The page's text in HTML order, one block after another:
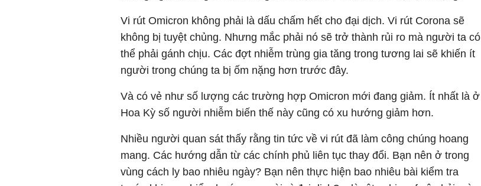
Vi rút Omicron không phải là dấu chấm hết cho đại dịch. Vi rút Corona sẽ
không bị tuyệt chủng. Nhưng mắc phải nó sẽ trở thành rủi ro mà người ta có
thể phải gánh chịu. Các đợt nhiễm trùng gia tăng trong tương lai sẽ khiến ít
người trong chúng ta bị ốm nặng hơn trước đây.
Và có vẻ như số lượng các trường hợp Omicron mới đang giảm. Ít nhất là ở
Hoa Kỳ số người nhiễm biến thế này cũng có xu hướng giảm hơn.
Nhiều người quan sát thấy rằng tin tức về vi rút đã làm công chúng hoang
mang. Các hướng dẫn từ các chính phủ liên tục thay đổi. Bạn nên ở trong
vùng cách ly bao nhiêu ngày? Bạn nên thực hiện bao nhiêu bài kiểm tra